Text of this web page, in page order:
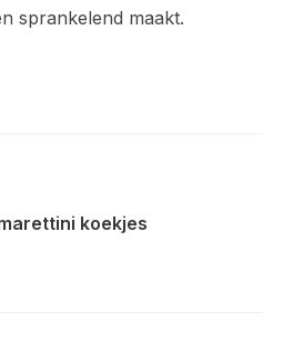
sprankelend maakt.
koekjes